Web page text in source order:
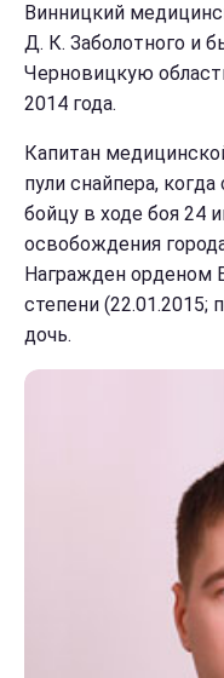
Винницкий
Д. К. Заболотного и
Черновицкую
2014 года.
Капитан
пули снайпера,
бойцу в ходе боя 24
освобождения
Награжден орденом
степени (22.01.2015;
дочь.